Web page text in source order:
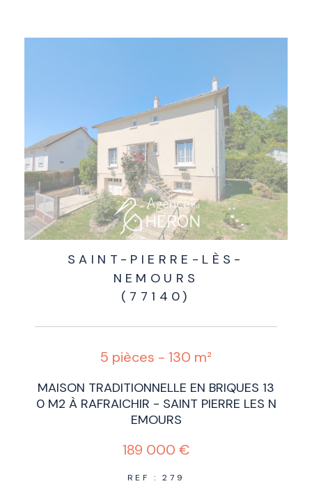
SAINT-PIERRE-LÈS-
NEMOURS
(77140)
5 pièces - 130 m²
MAISON TRADITIONNELLE EN BRIQUES 13
0 M2 À RAFRAICHIR - SAINT PIERRE LES N
EMOURS
189 000 €
REF : 279